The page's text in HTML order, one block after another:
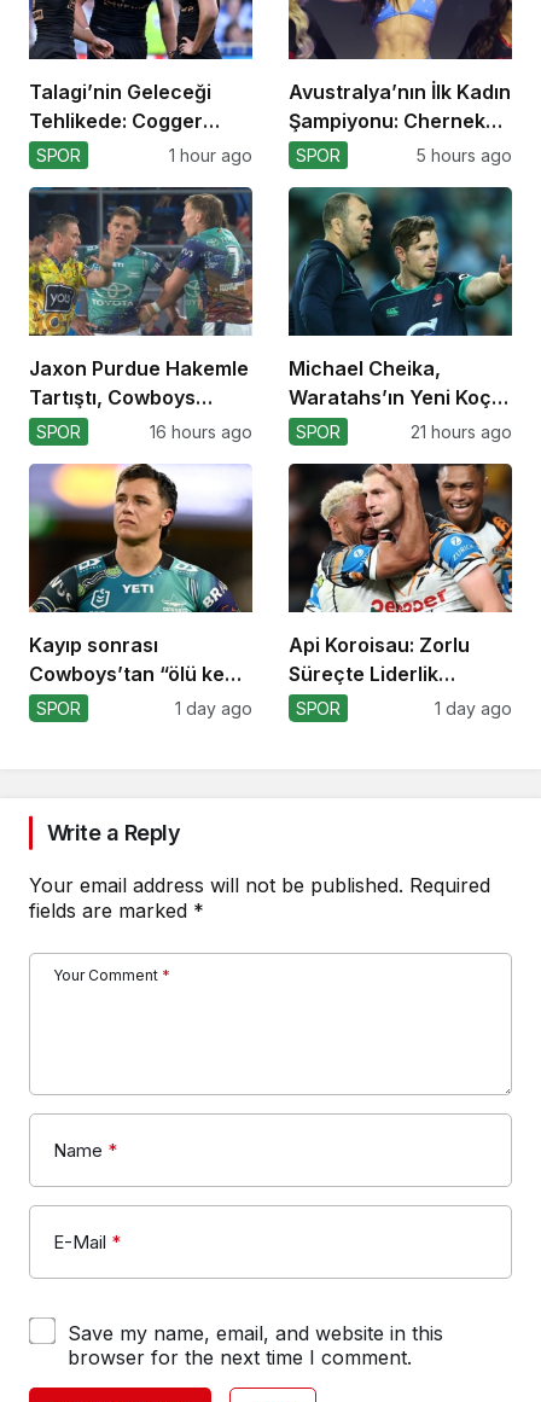
Talagi’nin Geleceği
Tehlikede: Cogger
Tercihi!
SPOR 1 hour ago
Avustralya’nın İlk Kadın
Şampiyonu: Cherneka
Johnson
SPOR 5 hours ago
Jaxon Purdue Hakemle
Tartıştı, Cowboys
Kazandı!
SPOR 16 hours ago
Michael Cheika,
Waratahs’ın Yeni Koçu
Olabilir!
SPOR 21 hours ago
Kayıp sonrası
Cowboys’tan “ölü kedi”
atılımı!
SPOR 1 day ago
Api Koroisau: Zorlu
Süreçte Liderlik
Mücadelesi
SPOR 1 day ago
Write a Reply
Your email address will not be published. Required
fields are marked *
Your Comment *
Name *
E-Mail *
Save my name, email, and website in this
browser for the next time I comment.